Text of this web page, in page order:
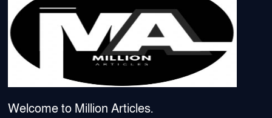
Welcome to Million Articles.